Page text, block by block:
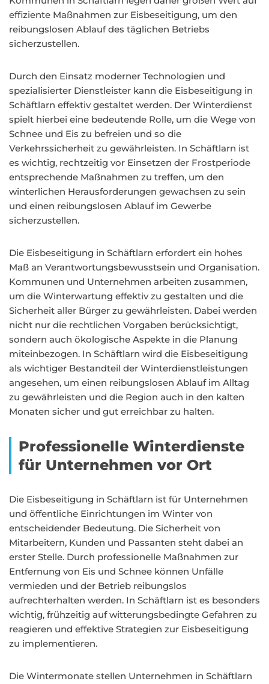
effiziente Maßnahmen zur Eisbeseitigung, um den
reibungslosen Ablauf des täglichen Betriebs
sicherzustellen.
Durch den Einsatz moderner Technologien und
spezialisierter Dienstleister kann die Eisbeseitigung in
Schäftlarn effektiv gestaltet werden. Der Winterdienst
spielt hierbei eine bedeutende Rolle, um die Wege von
Schnee und Eis zu befreien und so die
Verkehrssicherheit zu gewährleisten. In Schäftlarn ist
es wichtig, rechtzeitig vor Einsetzen der Frostperiode
entsprechende Maßnahmen zu treffen, um den
winterlichen Herausforderungen gewachsen zu sein
und einen reibungslosen Ablauf im Gewerbe
sicherzustellen.
Die Eisbeseitigung in Schäftlarn erfordert ein hohes
Maß an Verantwortungsbewusstsein und Organisation.
Kommunen und Unternehmen arbeiten zusammen,
um die Winterwartung effektiv zu gestalten und die
Sicherheit aller Bürger zu gewährleisten. Dabei werden
nicht nur die rechtlichen Vorgaben berücksichtigt,
sondern auch ökologische Aspekte in die Planung
miteinbezogen. In Schäftlarn wird die Eisbeseitigung
als wichtiger Bestandteil der Winterdienstleistungen
angesehen, um einen reibungslosen Ablauf im Alltag
zu gewährleisten und die Region auch in den kalten
Monaten sicher und gut erreichbar zu halten.
Professionelle Winterdienste
für Unternehmen vor Ort
Die Eisbeseitigung in Schäftlarn ist für Unternehmen
und öffentliche Einrichtungen im Winter von
entscheidender Bedeutung. Die Sicherheit von
Mitarbeitern, Kunden und Passanten steht dabei an
erster Stelle. Durch professionelle Maßnahmen zur
Entfernung von Eis und Schnee können Unfälle
vermieden und der Betrieb reibungslos
aufrechterhalten werden. In Schäftlarn ist es besonders
wichtig, frühzeitig auf witterungsbedingte Gefahren zu
reagieren und effektive Strategien zur Eisbeseitigung
zu implementieren.
Die Wintermonate stellen Unternehmen in Schäftlarn